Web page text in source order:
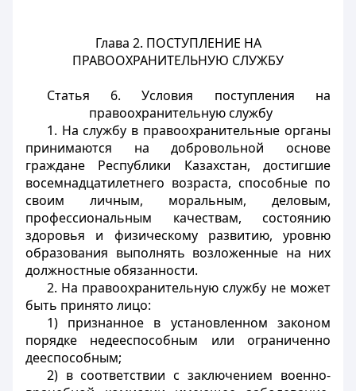
Глава 2. ПОСТУПЛЕНИЕ НА
ПРАВООХРАНИТЕЛЬНУЮ СЛУЖБУ
Статья 6. Условия поступления на
правоохранительную службу
1. На службу в правоохранительные органы
принимаются на добровольной основе
граждане Республики Казахстан, достигшие
восемнадцатилетнего возраста, способные по
своим личным, моральным, деловым,
профессиональным качествам, состоянию
здоровья и физическому развитию, уровню
образования выполнять возложенные на них
должностные обязанности.
2. На правоохранительную службу не может
быть принято лицо:
1) признанное в установленном законом
порядке недееспособным или ограниченно
дееспособным;
2) в соответствии с заключением военно-